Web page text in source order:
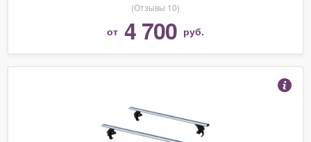
(Отзывы 10)
от 4 700 руб.